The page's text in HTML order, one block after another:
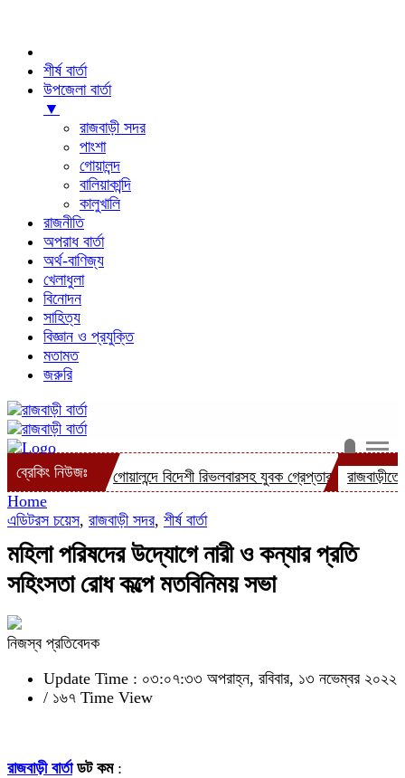
শীর্ষ বার্তা
উপজেলা বার্তা
▼
রাজবাড়ী সদর
পাংশা
গোয়ালন্দ
বালিয়াকান্দি
কালুখালি
রাজনীতি
অপরাধ বার্তা
অর্থ-বাণিজ্য
খেলাধুলা
বিনোদন
সাহিত্য
বিজ্ঞান ও প্রযুক্তি
মতামত
জরুরি
ব্রেকিং নিউজঃগোয়ালন্দে বিদেশী রিভলবারসহ যুবক গ্রেপ্তার
রাজবাড়ীতে সড়ক
Home
এডিটরস চয়েস, রাজবাড়ী সদর, শীর্ষ বার্তা
মহিলা পরিষদের উদ্যোগে নারী ও কন্যার প্রতি
সহিংসতা রোধ কল্পে মতবিনিময় সভা
নিজস্ব প্রতিবেদক
Update Time : ০৩:০৭:৩৩ অপরাহ্ন, রবিবার, ১৩ নভেম্বর ২০২২
/ ১৬৭ Time View
রাজবাড়ী বার্তাডট কম :